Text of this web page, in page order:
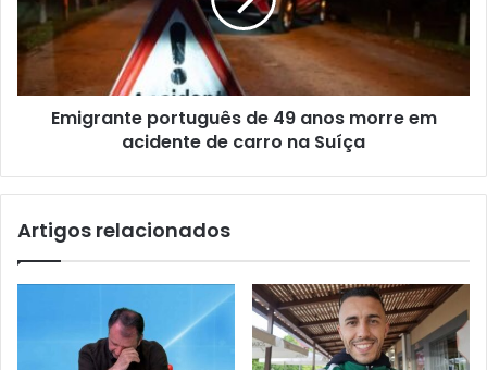
Emigrante português de 49 anos morre em
acidente de carro na Suíça
Artigos relacionados